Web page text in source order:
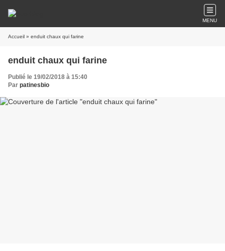
MENU
Accueil » enduit chaux qui farine
enduit chaux qui farine
Publié le 19/02/2018 à 15:40
Par patinesbio